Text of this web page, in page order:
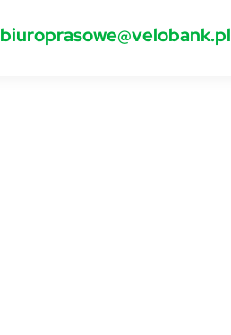
biuroprasowe@velobank.pl